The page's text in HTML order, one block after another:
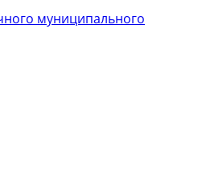
муниципального